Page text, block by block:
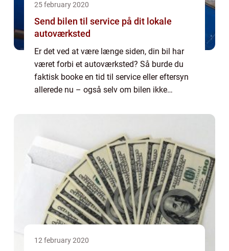
25 february 2020
Send bilen til service på dit lokale
autoværksted
Er det ved at være længe siden, din bil har
været forbi et autoværksted? Så burde du
faktisk booke en tid til service eller eftersyn
allerede nu – også selv om bilen ikke
12 february 2020